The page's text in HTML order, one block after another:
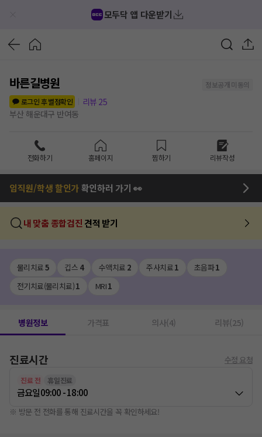
모두닥 앱 다운받기
바른길병원
정보공개 미동의
로그인 후 별점확인
리뷰 25
부산 해운대구 반여동
전화하기 홈페이지 찜하기 리뷰작성
임직원/학생 할인가확인하러 가기 👀
내 맞춤 종합검진 견적 받기
물리치료5 깁스 4 수액치료 2 주사치료1 초음파1
전기치료(물리치료)1 MRI1
병원정보 가격표 의사(4) 리뷰(25)
진료시간 수정 요청
진료 전 휴일진료
금요일09:00 - 18:00
※ 방문 전 전화를 통해 진료시간을 꼭 확인하세요!